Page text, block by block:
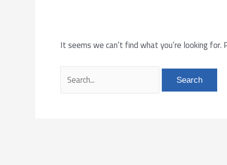
It seems we can’t find what you’re looking for.